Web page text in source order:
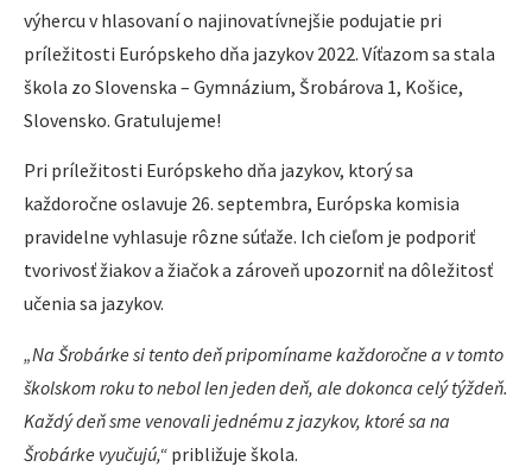
výhercu v hlasovaní o najinovatívnejšie podujatie pri
príležitosti Európskeho dňa jazykov 2022. Víťazom sa stala
škola zo Slovenska – Gymnázium, Šrobárova 1, Košice,
Slovensko. Gratulujeme!
Pri príležitosti Európskeho dňa jazykov, ktorý sa
každoročne oslavuje 26. septembra, Európska komisia
pravidelne vyhlasuje rôzne súťaže. Ich cieľom je podporiť
tvorivosť žiakov a žiačok a zároveň upozorniť na dôležitosť
učenia sa jazykov.
„Na Šrobárke si tento deň pripomíname každoročne a v tomto
školskom roku to nebol len jeden deň, ale dokonca celý týždeň.
Každý deň sme venovali jednému z jazykov, ktoré sa na
Šrobárke vyučujú,“ približuje škola.